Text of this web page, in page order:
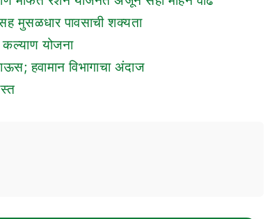
मुसळधार पावसाची शक्यता
कल्याण योजना
हवामान विभागाचा अंदाज